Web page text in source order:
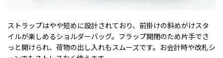
ストラップはやや短めに設計されており、前掛けの斜めがけスタ
イルが楽しめるショルダーバッグ。フラップ開閉のため片手でさ
っと開けられ、荷物の出し入れもスムーズです。お会計時や改札シ